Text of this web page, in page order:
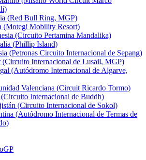
(Red Bull Ring, MGP)
(Motegi Mobility Resort)
(Circuito Pertamina Mandalika)
(Phillip Island)
(Petronas Circuito Internacional de Sepang)
(Circuito Internacional de Lusail, MGP)
(Autódromo Internacional de Algarve,
Valenciana (Circuit Ricardo Tormo)
Internacional de Buddh)
(Circuito Internacional de Sokol)
(Autódromo Internacional de Termas de